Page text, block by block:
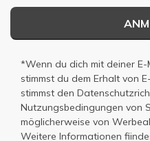
*Wenn du dich mit deiner
stimmst du dem Erhalt von
stimmst den
Nutzungsbedingungen von
möglicherweise von
Weitere Informationen